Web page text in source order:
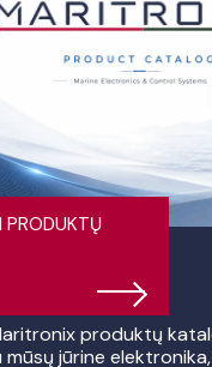
produktų
mūsų jūrine
PRODUKTŲ